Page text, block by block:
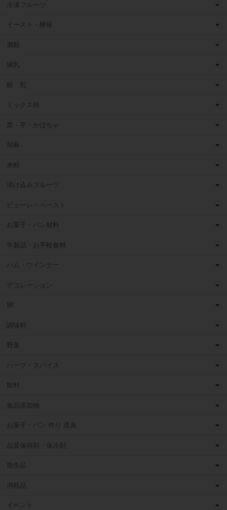
冷凍フルーツ
イースト・酵母
酒類
練乳
粉 乳
ミックス粉
栗・芋・かぼちゃ
胡麻
米粉
漬け込みフルーツ
ピューレ・ペースト
お菓子・パン材料
半製品・お手軽食材
ハム・ウインナー
デコレーション
卵
調味料
野菜
ハーブ・スパイス
飲料
食品添加物
お菓子・パン 作り 道具
品質保持剤・保冷剤
衛生品
消耗品
イベント